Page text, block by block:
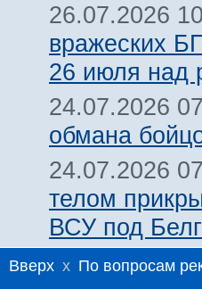
26.07.2026
вражеских
26 июля над
24.07.2026
обмана
24.07.2026
телом
ВСУ под
Вверх x По вопросам